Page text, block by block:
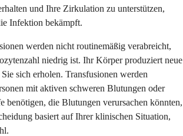
und Ihre Zirkulation zu unterstützen,
Infektion bekämpft.
werden nicht routinemäßig verabreicht,
niedrig ist. Ihr Körper produziert neue
sich erholen. Transfusionen werden
mit aktiven schweren Blutungen oder
benötigen, die Blutungen verursachen könnten,
basiert auf Ihrer klinischen Situation,